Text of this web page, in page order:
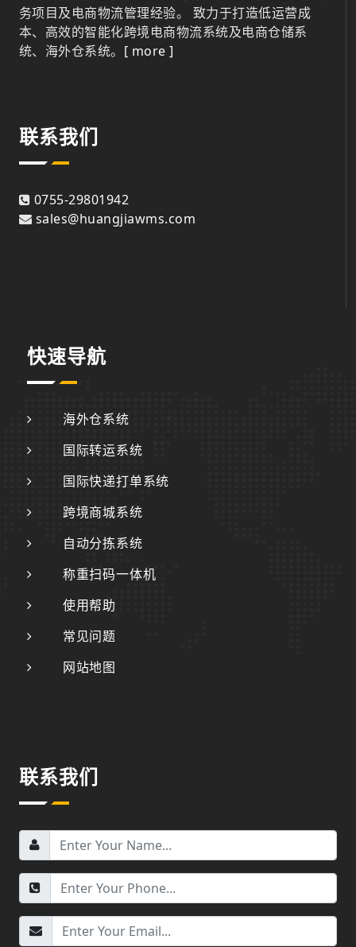
务项目及电商物流管理经验。 致力于打造低运营成
本、高效的智能化跨境电商物流系统及电商仓储系
统、海外仓系统。 [ more ]
联系我们
0755-29801942
sales@huangjiawms.com
快速导航
海外仓系统
国际转运系统
国际快递打单系统
跨境商城系统
自动分拣系统
称重扫码一体机
使用帮助
常见问题
网站地图
联系我们